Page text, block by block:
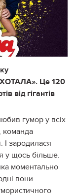
Це 120
від гігантів
гумор у всіх
команда
І зародилася
у щось більше.
моментально
вони